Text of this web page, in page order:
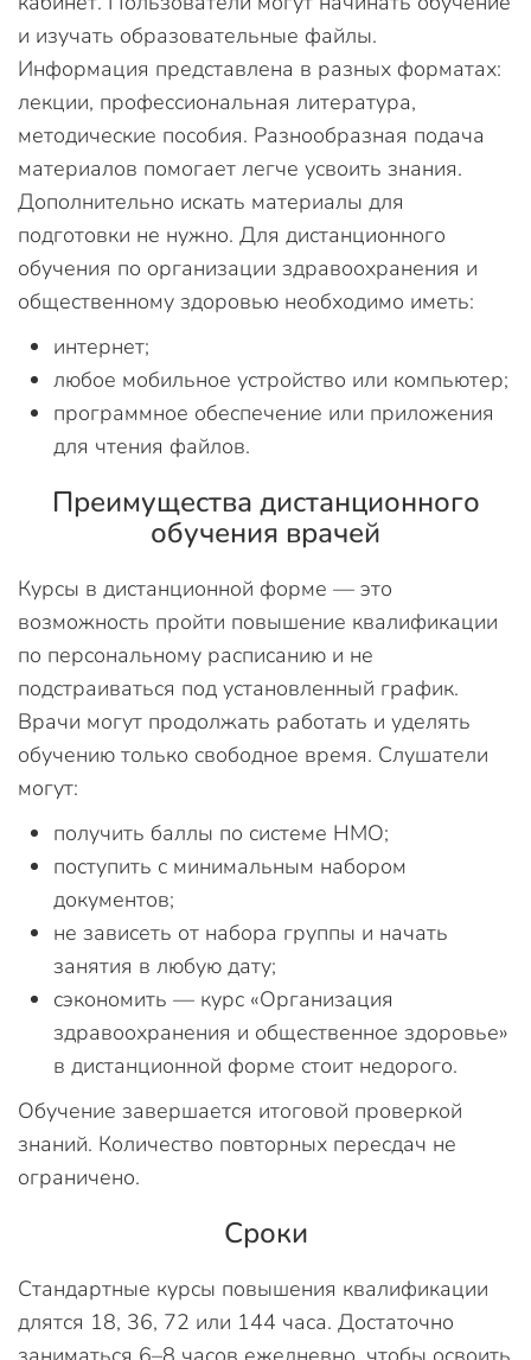
и изучать образовательные файлы.
Информация представлена в разных форматах:
лекции, профессиональная литература,
методические пособия. Разнообразная подача
материалов помогает легче усвоить знания.
Дополнительно искать материалы для
подготовки не нужно. Для дистанционного
обучения по организации здравоохранения и
общественному здоровью необходимо иметь:
интернет;
любое мобильное устройство или компьютер;
программное обеспечение или приложения
для чтения файлов.
Преимущества дистанционного
обучения врачей
Курсы в дистанционной форме — это
возможность пройти повышение квалификации
по персональному расписанию и не
подстраиваться под установленный график.
Врачи могут продолжать работать и уделять
обучению только свободное время. Слушатели
могут:
получить баллы по системе НМО;
поступить с минимальным набором
документов;
не зависеть от набора группы и начать
занятия в любую дату;
сэкономить — курс «Организация
здравоохранения и общественное здоровье»
в дистанционной форме стоит недорого.
Обучение завершается итоговой проверкой
знаний. Количество повторных пересдач не
ограничено.
Сроки
Стандартные курсы повышения квалификации
длятся 18, 36, 72 или 144 часа. Достаточно